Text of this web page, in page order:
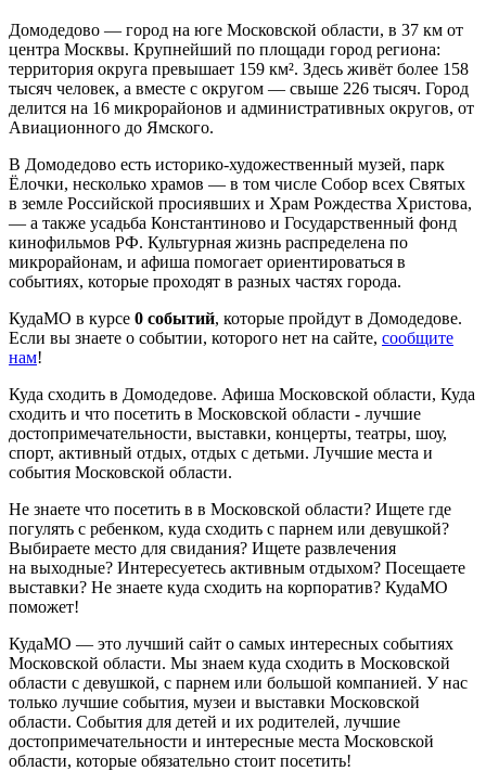
Домодедово — город на юге Московской области, в 37 км от
центра Москвы. Крупнейший по площади город региона:
территория округа превышает 159 км². Здесь живёт более 158
тысяч человек, а вместе с округом — свыше 226 тысяч. Город
делится на 16 микрорайонов и административных округов, от
Авиационного до Ямского.
В Домодедово есть историко-художественный музей, парк
Ёлочки, несколько храмов — в том числе Собор всех Святых
в земле Российской просиявших и Храм Рождества Христова,
— а также усадьба Константиново и Государственный фонд
кинофильмов РФ. Культурная жизнь распределена по
микрорайонам, и афиша помогает ориентироваться в
событиях, которые проходят в разных частях города.
КудаМО в курсе 0 событий, которые пройдут в Домодедове.
Если вы знаете о событии, которого нет на сайте, сообщите
нам!
Куда сходить в Домодедове. Афиша Московской области, Куда
сходить и что посетить в Московской области - лучшие
достопримечательности, выставки, концерты, театры, шоу,
спорт, активный отдых, отдых с детьми. Лучшие места и
события Московской области.
Не знаете что посетить в в Московской области? Ищете где
погулять с ребенком, куда сходить с парнем или девушкой?
Выбираете место для свидания? Ищете развлечения
на выходные? Интересуетесь активным отдыхом? Посещаете
выставки? Не знаете куда сходить на корпоратив? КудаМО
поможет!
КудаМО — это лучший сайт о самых интересных событиях
Московской области. Мы знаем куда сходить в Московской
области с девушкой, с парнем или большой компанией. У нас
только лучшие события, музеи и выставки Московской
области. События для детей и их родителей, лучшие
достопримечательности и интересные места Московской
области, которые обязательно стоит посетить!